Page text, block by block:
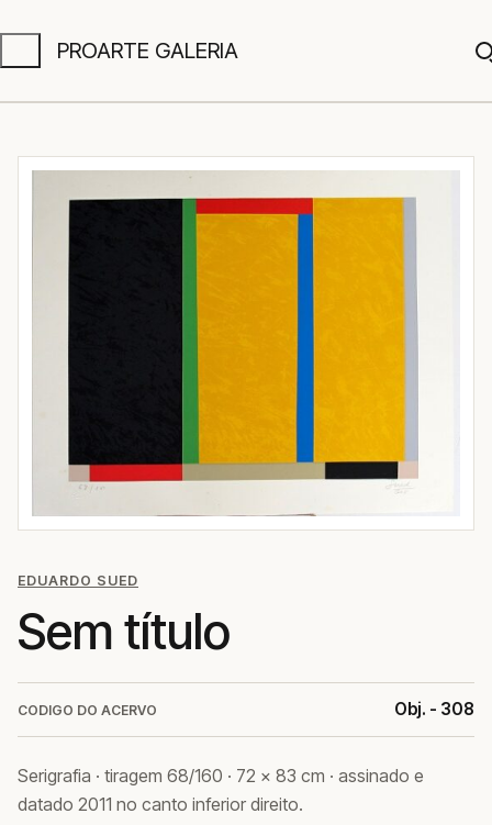
PROARTE GALERIA
EDUARDO SUED
Sem título
CODIGO DO ACERVO Obj. - 308
Serigrafia · tiragem 68/160 · 72 × 83 cm · assinado e
datado 2011 no canto inferior direito.